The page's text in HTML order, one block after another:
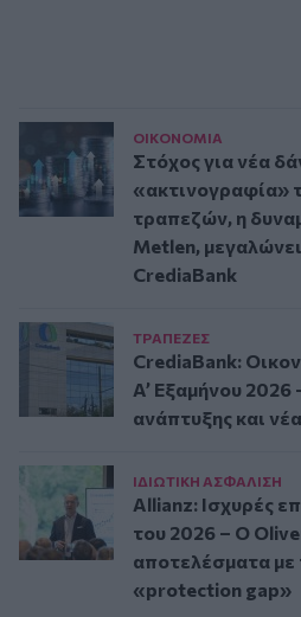
ΟΙΚΟΝΟΜΙΑ
Στόχος για νέα
«ακτινογραφία»
τραπεζών, η
Metlen,
CrediaBank
ΤΡAΠΕΖΕΣ
CrediaBank:
A’ Εξαμήνου 2026
ανάπτυξης και
ΙΔΙΩΤΙΚΗ ΑΣΦAΛΙΣΗ
Allianz: Ισχυρές
του 2026 – Ο
αποτελέσματα με
«protection gap»